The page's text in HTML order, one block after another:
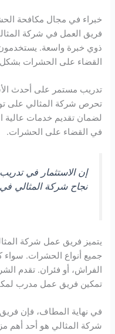
خبراء في مجال مكافحة
فريق العمل في شركة
ذوي خبرة واسعة.
القضاء على الحشرات
تدريب مستمر على أحدث
تحرص شركة المثالي على
لضمان تقديم خدمات عالية
في القضاء على الحشرات.
إن الاستثمار في
نجاح شركة المثالي
يتميز فريق عمل شركة
جميع أنواع الحشرات.
الفراش، أو فئران. تقدم
تمكين فريق عمل مدرب
في نهاية المطاف، فإن
شركة المثالي هو أحد أهم